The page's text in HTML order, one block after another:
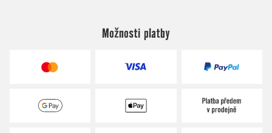
Možnosti platby